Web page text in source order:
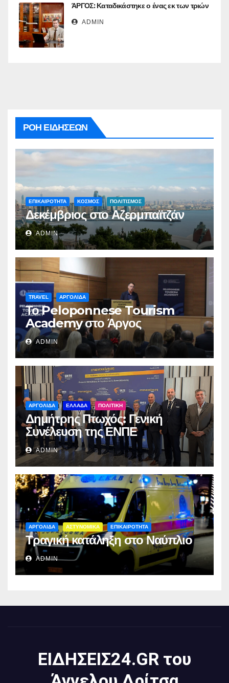
ΆΡΓΟΣ: Καταδικάστηκε ο ένας εκ των τριών
ADMIN
ΡΟΗ ΕΙΔΗΣΕΩΝ
ΕΠΙΚΑΙΡΟΤΗΤΑ ΚΟΣΜΟΣ ΠΟΛΙΤΙΣΜΟΣ
Δεκέμβριος στο Αζερμπαϊτζάν
ADMIN
TRAVEL ΑΡΓΟΛΙΔΑ
Το Peloponnese Tourism
Academy στο Άργος
ADMIN
ΑΡΓΟΛΙΔΑ ΕΛΛΑΔΑ ΠΟΛΙΤΙΚΗ
Δημήτρης Πτωχός: Γενική
Συνέλευση της ΕΝΠΕ
ADMIN
ΑΡΓΟΛΙΔΑ ΑΣΤΥΝΟΜΙΚΑ ΕΠΙΚΑΙΡΟΤΗΤΑ
Τραγική κατάληξη στο Ναύπλιο
ADMIN
ΕΙΔΗΣΕΙΣ24.GR του